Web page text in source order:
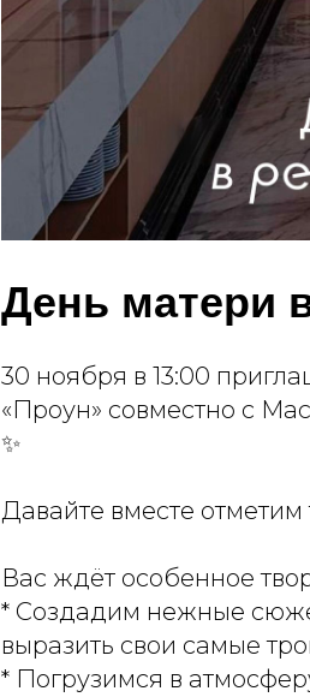
День матери
30 ноября в 13:00
«Проун» совместно с
✨
Давайте вместе
Вас ждёт особенное
* Создадим нежные
выразить свои самые
* Погрузимся в